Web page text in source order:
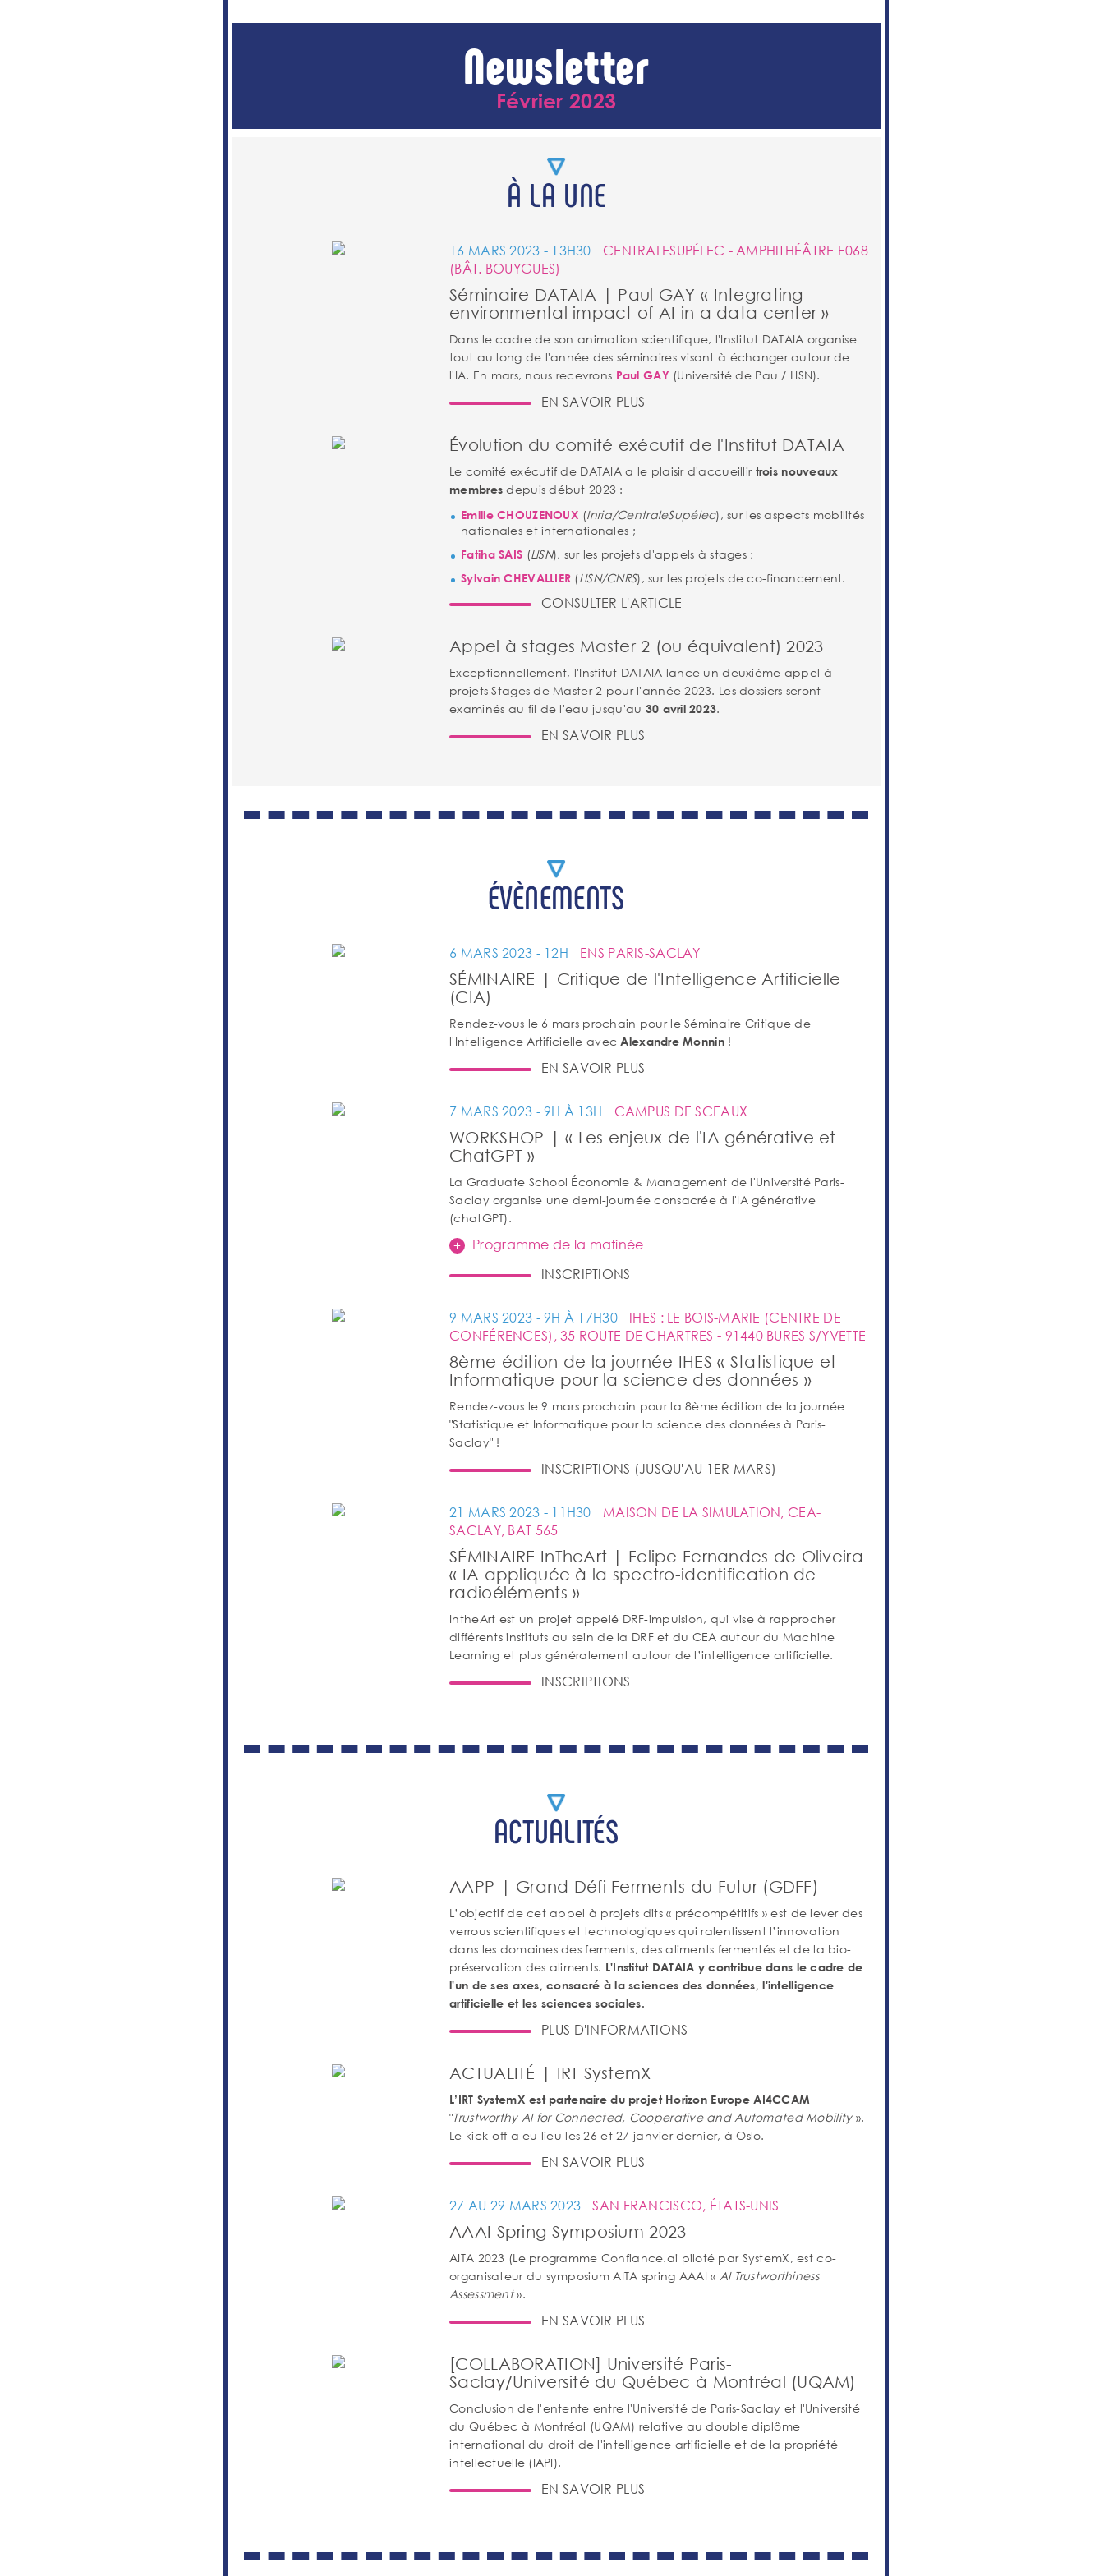
Newsletter
Février 2023
À LA UNE
16 MARS 2023 - 13H30
CENTRALESUPÉLEC - AMPHITHÉÂTRE E068
(BÂT. BOUYGUES)
Séminaire DATAIA | Paul GAY « Integrating
environmental impact of AI in a data center »
Dans le cadre de son animation scientifique, l'Institut DATAIA organise
tout au long de l'année des séminaires visant à échanger autour de
l'IA. En mars, nous recevrons Paul GAY (Université de Pau / LISN).
EN SAVOIR PLUS
Évolution du comité exécutif de l'Institut DATAIA
Le comité exécutif de DATAIA a le plaisir d'accueillir trois nouveaux
membres depuis début 2023 :
Emilie CHOUZENOUX (Inria/CentraleSupélec), sur les aspects mobilités
nationales et internationales ;
Fatiha SAIS (LISN), sur les projets d'appels à stages ;
Sylvain CHEVALLIER (LISN/CNRS), sur les projets de co-financement.
CONSULTER L'ARTICLE
Appel à stages Master 2 (ou équivalent) 2023
Exceptionnellement, l'Institut DATAIA lance un deuxième appel à
projets Stages de Master 2 pour l'année 2023. Les dossiers seront
examinés au fil de l'eau jusqu'au 30 avril 2023.
EN SAVOIR PLUS
ÉVÈNEMENTS
6 MARS 2023 - 12H ENS PARIS-SACLAY
SÉMINAIRE | Critique de l'Intelligence Artificielle
(CIA)
Rendez-vous le 6 mars prochain pour le Séminaire Critique de
l'Intelligence Artificielle avecAlexandre Monnin!
EN SAVOIR PLUS
7 MARS 2023 - 9H À 13H CAMPUS DE SCEAUX
WORKSHOP | « Les enjeux de l'IA générative et
ChatGPT »
La Graduate School Économie & Management de l'Université Paris-
Saclay organise une demi-journée consacrée à l'IA générative
(chatGPT).
Programme de la matinée
INSCRIPTIONS
9 MARS 2023 - 9H À 17H30
IHES : LE BOIS-MARIE (CENTRE DE
CONFÉRENCES), 35 ROUTE DE CHARTRES - 91440 BURES S/YVETTE
8ème édition de la journée IHES « Statistique et
Informatique pour la science des données »
Rendez-vous le 9 mars prochain pour la 8ème édition de la journée
"Statistique et Informatique pour la science des données à Paris-
Saclay" !
INSCRIPTIONS (JUSQU'AU 1ER MARS)
21 MARS 2023 - 11H30
MAISON DE LA SIMULATION, CEA-
SACLAY, BAT 565
SÉMINAIRE InTheArt | Felipe Fernandes de Oliveira
« IA appliquée à la spectro-identification de
radioéléments »
IntheArt est un projet appelé DRF-impulsion, qui vise à rapprocher
différents instituts au sein de la DRF et du CEA autour du Machine
Learning et plus généralement autour de l’intelligence artificielle.
INSCRIPTIONS
ACTUALITÉS
AAPP | Grand Défi Ferments du Futur (GDFF)
L’objectif de cet appel à projets dits « précompétitifs » est de lever des
verrous scientifiques et technologiques qui ralentissent l’innovation
dans les domaines des ferments, des aliments fermentés et de la bio-
préservation des aliments. L'Institut DATAIA y contribue dans le cadre de
l'un de ses axes, consacré à la sciences des données, l'intelligence
artificielle et les sciences sociales.
PLUS D'INFORMATIONS
ACTUALITÉ | IRT SystemX
L’IRT SystemX est partenaire du projet Horizon Europe AI4CCAM
"Trustworthy AI for Connected, Cooperative and Automated Mobility».
Le kick-off a eu lieu les 26 et 27 janvier dernier, à Oslo.
EN SAVOIR PLUS
27 AU 29 MARS 2023 SAN FRANCISCO, ÉTATS-UNIS
AAAI Spring Symposium 2023
AITA 2023 (Le programme Confiance.ai piloté par SystemX, est co-
organisateur du symposium AITA spring AAAI « AI Trustworthiness
Assessment».
EN SAVOIR PLUS
[COLLABORATION] Université Paris-
Saclay/Université du Québec à Montréal (UQAM)
Conclusion de l'entente entre l'Université de Paris-Saclay et l'Université
du Québec à Montréal (UQAM) relative au double diplôme
international du droit de l'intelligence artificielle et de la propriété
intellectuelle (IAPI).
EN SAVOIR PLUS